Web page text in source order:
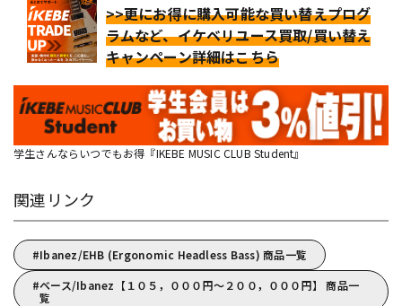
>>更にお得に購入可能な買い替えプログ
ラムなど、イケベリユース買取/買い替え
キャンペーン詳細はこちら
学生さんならいつでもお得『IKEBE MUSIC CLUB Student』
関連リンク
Ibanez/EHB (Ergonomic Headless Bass) 商品一覧
ベース/Ibanez【１０５，０００円～２００，０００円】 商品一
覧